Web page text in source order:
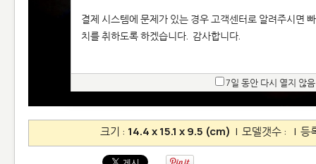
크기 : 14.4 x 15.1 x 9.5 (cm) | 모델갯수 : | 등
결제 시스템에 문제가 있는 경우 고객센터로 알려주시면
치를 취하도록 하겠습니다. 감사합니다.
7일 동안 다시 열지 않음